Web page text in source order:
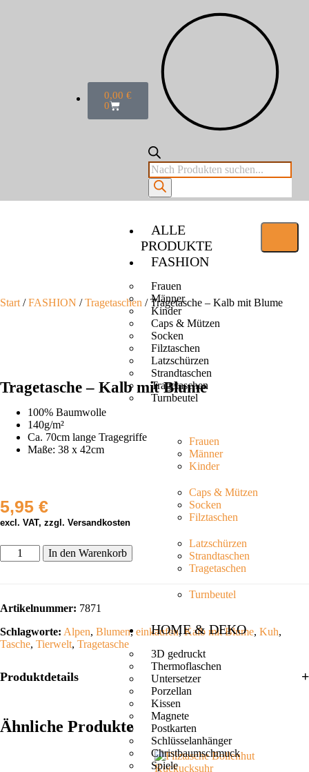
0,00 €
0
ALLE
PRODUKTE
FASHION
Frauen
Männer
Kinder
Caps & Mützen
Socken
Filztaschen
Latzschürzen
Strandtaschen
Tragetaschen
Turnbeutel
Frauen
Männer
Kinder
Caps & Mützen
Socken
Filztaschen
Latzschürzen
Strandtaschen
Tragetaschen
Turnbeutel
HOME & DEKO
3D gedruckt
Thermoflaschen
Untersetzer
Porzellan
Kissen
Magnete
Postkarten
Schlüsselanhänger
Christbaumschmuck
Spiele
Start /FASHION /Tragetaschen / Tragetasche – Kalb mit Blume
Tragetasche – Kalb mit Blume
100% Baumwolle
140g/m²
Ca. 70cm lange Tragegriffe
Maße: 38 x 42cm
5,95 €
excl. VAT, zzgl. Versandkosten
In den Warenkorb
Artikelnummer: 7871
Schlagworte: Alpen, Blumen, einkaufen,Kalb mit Blume, Kuh,
Tasche, Tierwelt, Tragetasche
Produktdetails
Ähnliche Produkte